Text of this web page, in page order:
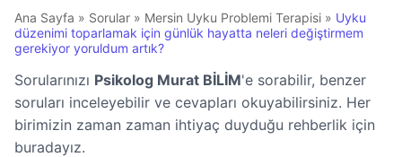
Ana Sayfa » Sorular » Mersin Uyku Problemi Terapisi » Uyku
düzenimi toparlamak için günlük hayatta neleri değiştirmem
gerekiyor yoruldum artık?
Sorularınızı Psikolog Murat BİLİM'e sorabilir, benzer
soruları inceleyebilir ve cevapları okuyabilirsiniz. Her
birimizin zaman zaman ihtiyaç duyduğu rehberlik için
buradayız.